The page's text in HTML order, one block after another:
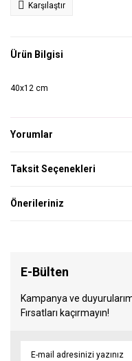
Karşılaştır
Ürün Bilgisi
40x12 cm
Yorumlar
Taksit Seçenekleri
Önerileriniz
E-Bülten
Kampanya ve
Fırsatları kaçırmayın!